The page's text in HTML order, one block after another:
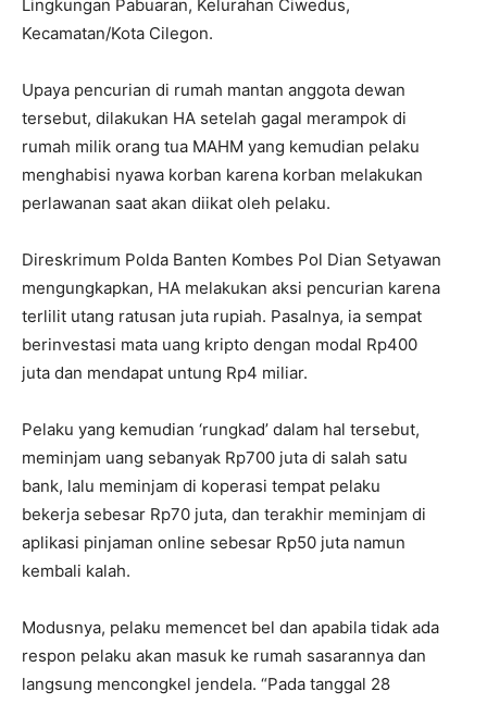
Lingkungan Pabuaran, Kelurahan Ciwedus,
Kecamatan/Kota Cilegon.
Upaya pencurian di rumah mantan anggota dewan
tersebut, dilakukan HA setelah gagal merampok di
rumah milik orang tua MAHM yang kemudian pelaku
menghabisi nyawa korban karena korban melakukan
perlawanan saat akan diikat oleh pelaku.
Direskrimum Polda Banten Kombes Pol Dian Setyawan
mengungkapkan, HA melakukan aksi pencurian karena
terlilit utang ratusan juta rupiah. Pasalnya, ia sempat
berinvestasi mata uang kripto dengan modal Rp400
juta dan mendapat untung Rp4 miliar.
Pelaku yang kemudian ‘rungkad’ dalam hal tersebut,
meminjam uang sebanyak Rp700 juta di salah satu
bank, lalu meminjam di koperasi tempat pelaku
bekerja sebesar Rp70 juta, dan terakhir meminjam di
aplikasi pinjaman online sebesar Rp50 juta namun
kembali kalah.
Modusnya, pelaku memencet bel dan apabila tidak ada
respon pelaku akan masuk ke rumah sasarannya dan
langsung mencongkel jendela. “Pada tanggal 28